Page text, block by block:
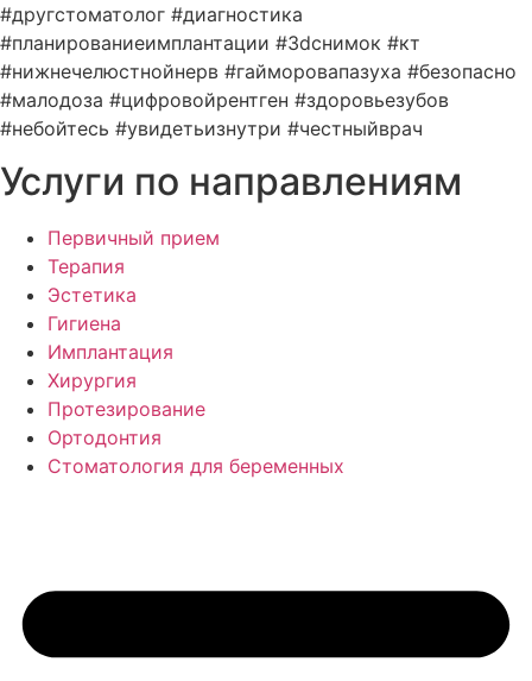
#другстоматолог #диагностика
#планированиеимплантации #3dснимок #кт
#нижнечелюстнойнерв #гайморовапазуха #безопасно
#малодоза #цифровойрентген #здоровьезубов
#небойтесь #увидетьизнутри #честныйврач
Услуги по направлениям
Первичный прием
Терапия
Эстетика
Гигиена
Имплантация
Хирургия
Протезирование
Ортодонтия
Стоматология для беременных